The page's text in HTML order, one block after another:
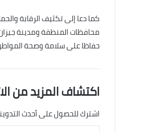
كما دعا إلى تكثيف الرقابة
محافظات المنطقة ومدينة
حفاظا على سلامة وصحة المواطن
اكتشاف المزيد من
اشترك للحصول على أحدث